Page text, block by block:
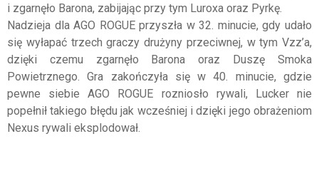
i zgarnęło Barona, zabijając przy tym Luroxa oraz Pyrkę.
Nadzieja dla AGO ROGUE przyszła w 32. minucie, gdy udało
się wyłapać trzech graczy drużyny przeciwnej, w tym Vzz’a,
dzięki czemu zgarnęło Barona oraz Duszę Smoka
Powietrznego. Gra zakończyła się w 40. minucie, gdzie
pewne siebie AGO ROGUE rozniosło rywali, Lucker nie
popełnił takiego błędu jak wcześniej i dzięki jego obrażeniom
Nexus rywali eksplodował.